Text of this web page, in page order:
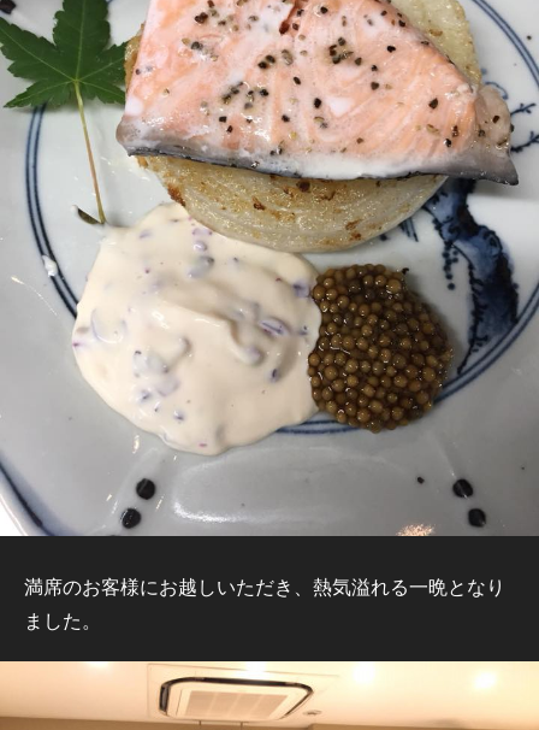
満席のお客様にお越しいただき、熱気溢れる一晩となり
ました。